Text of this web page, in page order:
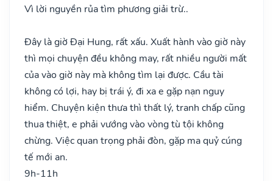
Vì lời nguyền rủa tìm phương giải trừ..
Đây là giờ Đại Hung, rất xấu. Xuất hành vào giờ này
thì mọi chuyện đều không may, rất nhiều người mất
của vào giờ này mà không tìm lại được. Cầu tài
không có lợi, hay bị trái ý, đi xa e gặp nạn nguy
hiểm. Chuyện kiện thưa thì thất lý, tranh chấp cũng
thua thiệt, e phải vướng vào vòng tù tội không
chừng. Việc quan trọng phải đòn, gặp ma quỷ cúng
tế mới an.
9h-11h